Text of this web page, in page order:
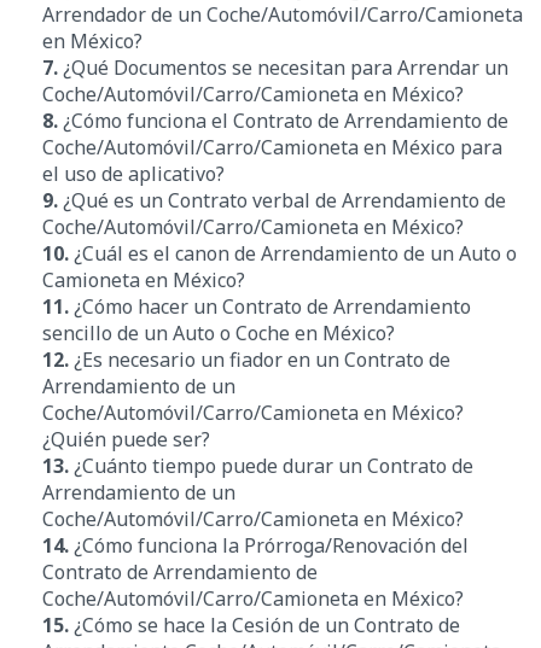
Arrendador de un Coche/Automóvil/Carro/Camioneta
en México?
7.¿Qué Documentos se necesitan para Arrendar un
Coche/Automóvil/Carro/Camioneta en México?
8.¿Cómo funciona el Contrato de Arrendamiento de
Coche/Automóvil/Carro/Camioneta en México para
el uso de aplicativo?
9.¿Qué es un Contrato verbal de Arrendamiento de
Coche/Automóvil/Carro/Camioneta en México?
10.¿Cuál es el canon de Arrendamiento de un Auto o
Camioneta en México?
11.¿Cómo hacer un Contrato de Arrendamiento
sencillo de un Auto o Coche en México?
12.¿Es necesario un fiador en un Contrato de
Arrendamiento de un
Coche/Automóvil/Carro/Camioneta en México?
¿Quién puede ser?
13.¿Cuánto tiempo puede durar un Contrato de
Arrendamiento de un
Coche/Automóvil/Carro/Camioneta en México?
14.¿Cómo funciona la Prórroga/Renovación del
Contrato de Arrendamiento de
Coche/Automóvil/Carro/Camioneta en México?
15.¿Cómo se hace la Cesión de un Contrato de